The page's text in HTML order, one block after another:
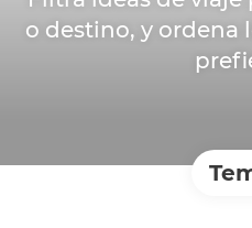
o destino, y ordena